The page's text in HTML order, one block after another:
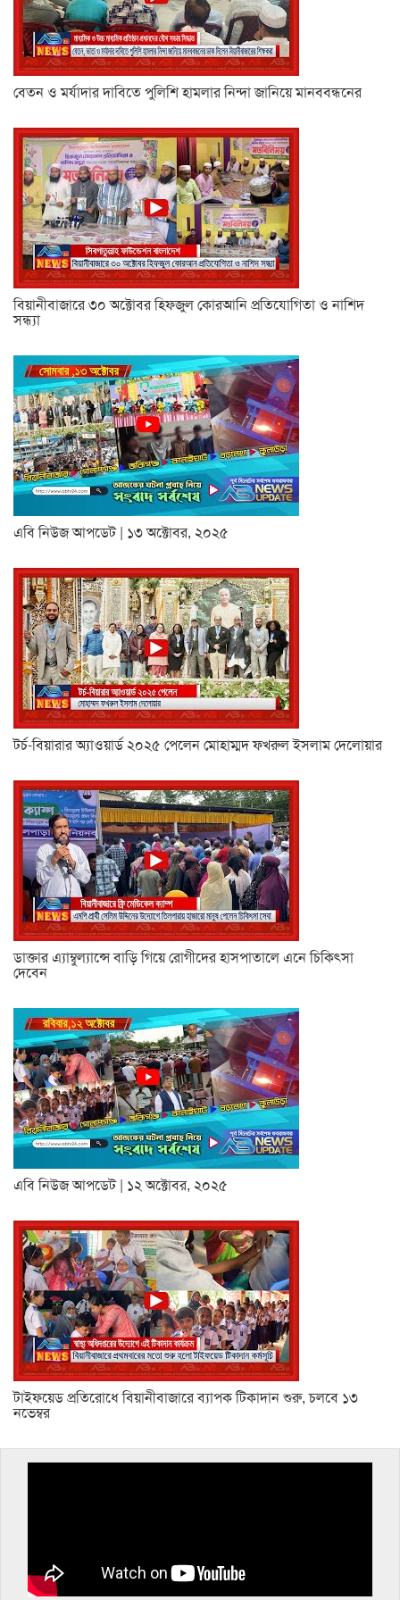
বেতন ও মর্যাদার দাবিতে পুলিশি হামলার নিন্দা জানিয়ে মানববন্ধনের
বিয়ানীবাজারে ৩০ অক্টোবর হিফজুল কোরআনি প্রতিযোগিতা ও নাশিদ
সন্ধ্যা
এবি নিউজ আপডেট | ১৩ অক্টোবর, ২০২৫
টর্চ-বিয়ারার অ্যাওয়ার্ড ২০২৫ পেলেন মোহাম্মদ ফখরুল ইসলাম দেলোয়ার
ডাক্তার এ্যাম্বুল্যান্সে বাড়ি গিয়ে রোগীদের হাসপাতালে এনে চিকিৎসা
দেবেন
এবি নিউজ আপডেট | ১২ অক্টোবর, ২০২৫
টাইফয়েড প্রতিরোধে বিয়ানীবাজারে ব্যাপক টিকাদান শুরু, চলবে ১৩
নভেম্বর